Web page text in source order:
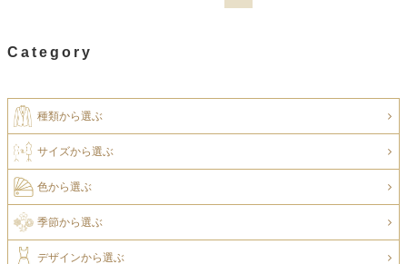
Category
種類から選ぶ
サイズから選ぶ
色から選ぶ
季節から選ぶ
デザインから選ぶ